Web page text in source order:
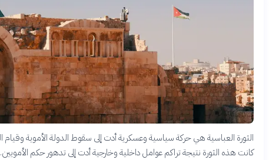
كانت هذه الثورة نتيجة تراكم عوامل داخلية وخارجية أدت إلى تدهور حكم الأمويين.